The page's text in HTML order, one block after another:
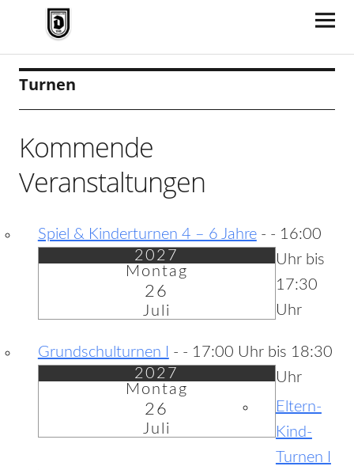
TV Jahn Duderstadt
Turnen
Kommende
Veranstaltungen
Spiel & Kinderturnen 4 – 6 Jahre-
2027
Montag
26
Juli
- 16:00
Uhr bis
17:30
Uhr
Grundschulturnen I
-
2027
Montag
26
Juli
- 17:00 Uhr bis 18:30
Uhr
Eltern-
Kind-
Turnen I